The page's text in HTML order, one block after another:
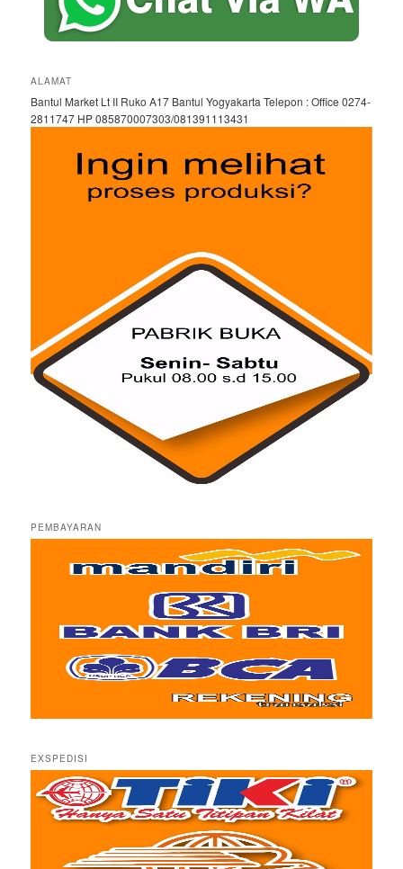
ALAMAT
Bantul Market Lt II Ruko A17 Bantul Yogyakarta Telepon : Office 0274-
2811747 HP 085870007303/081391113431
PEMBAYARAN
EXSPEDISI